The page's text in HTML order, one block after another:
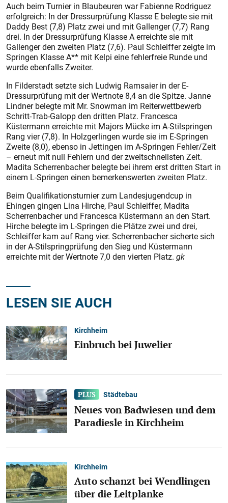
Auch beim Turnier in Blaubeuren war Fabienne Rodriguez
erfolgreich: In der Dressurprüfung Klasse E belegte sie mit
Daddy Best (7,8) Platz zwei und mit Gallenger (7,7) Rang
drei. In der Dressurprüfung Klasse A erreichte sie mit
Gallenger den zweiten Platz (7,6). Paul Schleiffer zeigte im
Springen Klasse A** mit Kelpi eine fehlerfreie Runde und
wurde ebenfalls Zweiter.
In Filderstadt setzte sich Ludwig Ramsaier in der E-
Dressurprüfung mit der Wertnote 8,4 an die Spitze. Janne
Lindner belegte mit Mr. Snowman im Reiterwettbewerb
Schritt-Trab-Galopp den dritten Platz. Francesca
Küstermann erreichte mit Majors Mücke im A-Stilspringen
Rang vier (7,8). In Holzgerlingen wurde sie im E-Springen
Zweite (8,0), ebenso in Jettingen im A-Springen Fehler/Zeit
– erneut mit null Fehlern und der zweitschnellsten Zeit.
Madita Scherrenbacher belegte bei ihrem erst dritten Start in
einem L-Springen einen bemerkenswerten zweiten Platz.
Beim Qualifikationsturnier zum Landesjugendcup in
Ehingen gingen Lina Hirche, Paul Schleiffer, Madita
Scherrenbacher und Francesca Küstermann an den Start.
Hirche belegte im L-Springen die Plätze zwei und drei,
Schleiffer kam auf Rang vier. Scherrenbacher sicherte sich
in der A-Stilspringprüfung den Sieg und Küstermann
erreichte mit der Wertnote 7,0 den vierten Platz. gk
LESEN SIE AUCH
Kirchheim
Einbruch bei Juwelier
Städtebau
Neues von Badwiesen und dem
Paradiesle in Kirchheim
Kirchheim
Auto schanzt bei Wendlingen
über die Leitplanke